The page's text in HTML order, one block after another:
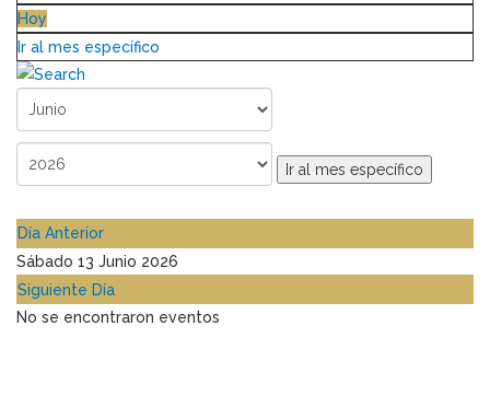
Hoy
Ir al mes específico
Ir al mes específico
Día Anterior
Sábado 13 Junio 2026
Siguiente Día
No se encontraron eventos